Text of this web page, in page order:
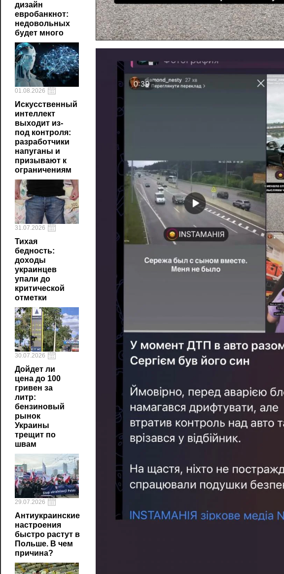
дизайн
евробанкнот:
недовольных
будет много
01.08.2026
Искусственный
интеллект
выходит из-
под контроля:
разработчики
напуганы и
призывают к
ограничениям
31.07.2026
Тихая
бедность:
доходы
украинцев
упали до
критической
отметки
30.07.2026
Дойдет ли
цена до 100
гривен за
литр:
бензиновый
рынок
Украины
трещит по
швам
29.07.2026
Антиукраинские
настроения
быстро растут в
Польше. В чем
причина?